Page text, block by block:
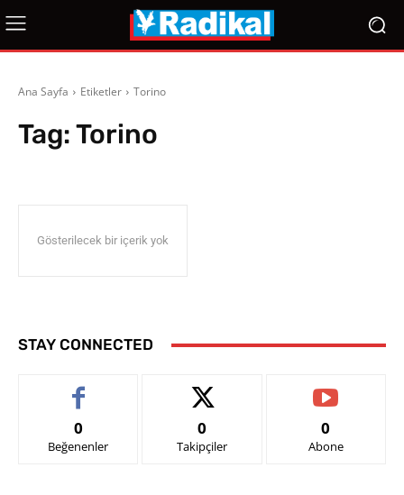
Ana Sayfa Etiketler Torino
Tag:Torino
Gösterilecek bir içerik yok
STAY CONNECTED
0
Beğenenler
0
Takipçiler
0
Abone